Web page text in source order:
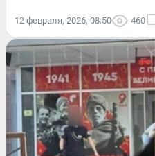
12 февраля, 2026, 08:50 460